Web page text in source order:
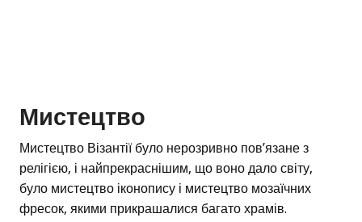
Мистецтво
Мистецтво Візантії було нерозривно пов’язане з
релігією, і найпрекраснішим, що воно дало світу,
було мистецтво іконопису і мистецтво мозаїчних
фресок, якими прикрашалися багато храмів.